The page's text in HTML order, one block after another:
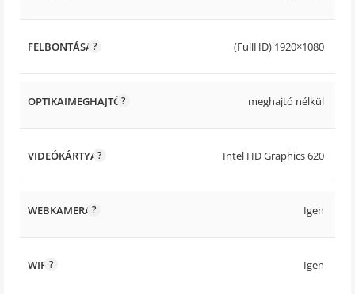
FELBONTÁSA (FullHD) 1920×1080
OPTIKAIMEGHAJTÓ meghajtó nélkül
VIDEÓKÁRTYA Intel HD Graphics 620
WEBKAMERA Igen
WIFI Igen